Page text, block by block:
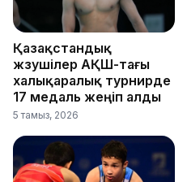
Қазақстандық
жүзушілер АҚШ-тағы
халықаралық турнирде
17 медаль жеңіп алды
5 тамыз, 2026